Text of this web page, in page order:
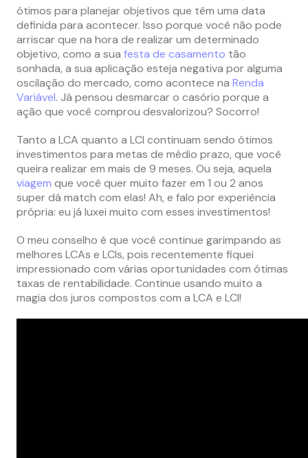
ótimos para planejar objetivos que têm uma data
definida para acontecer. Isso porque você não pode
arriscar que na hora de realizar um determinado
objetivo, como a sua festa de casamento tão
sonhada, a sua aplicação esteja negativa por alguma
oscilação do mercado, como acontece na Renda
Variável. Já pensou desmarcar o casório porque a
ação que você comprou desvalorizou? Socorro!
Tanto a LCA quanto a LCI continuam sendo ótimos
investimentos para metas de médio prazo, que você
queira realizar em mais de 9 meses. Ou seja, aquela
viagem que você quer muito fazer em 1 ou 2 anos
super dá match com elas! Ah, e falo por experiência
própria: eu já luxei muito com esses investimentos!
O meu conselho é que você continue garimpando as
melhores LCAs e LCIs, pois recentemente fiquei
impressionado com várias oportunidades com ótimas
taxas de rentabilidade. Continue usando muito a
magia dos juros compostos com a LCA e LCI!